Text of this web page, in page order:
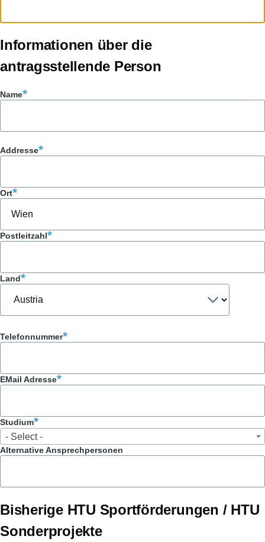
Informationen über die
antragsstellende Person
Name
Adresse
Addresse
Ort
Postleitzahl
Land
Telefonnummer
EMail Adresse
Studium
Studium
- Select -
Alternative Ansprechpersonen
Bisherige HTU Sportförderungen / HTU
Sonderprojekte